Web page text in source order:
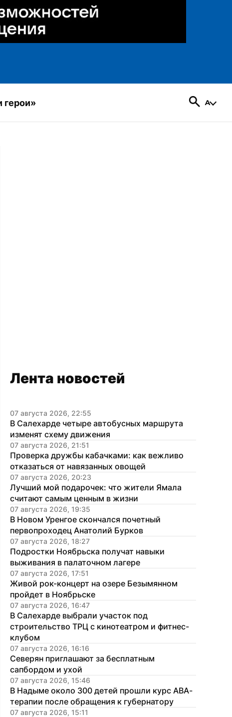
герои»
Лента новостей
07 августа 2026, 22:55
В Салехарде четыре автобусных маршрута
изменят схему движения
07 августа 2026, 21:51
Проверка дружбы кабачками: как вежливо
отказаться от навязанных овощей
07 августа 2026, 20:23
Лучший мой подарочек: что жители Ямала
считают самым ценным в жизни
07 августа 2026, 19:35
В Новом Уренгое скончался почетный
первопроходец Анатолий Бурков
07 августа 2026, 18:27
Подростки Ноябрьска получат навыки
выживания в палаточном лагере
07 августа 2026, 17:51
Живой рок-концерт на озере Безымянном
пройдет в Ноябрьске
07 августа 2026, 16:47
В Салехарде выбрали участок под
строительство ТРЦ с кинотеатром и фитнес-
клубом
07 августа 2026, 16:16
Северян приглашают за бесплатным
сапбордом и ухой
07 августа 2026, 15:46
В Надыме около 300 детей прошли курс АВА-
терапии после обращения к губернатору
07 августа 2026, 15:11